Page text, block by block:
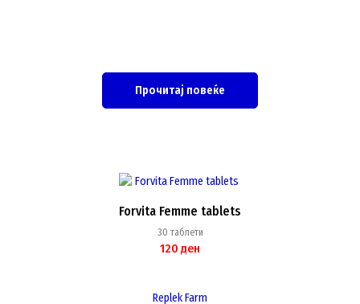
Прочитај повеќе
Forvita Femme tablets
30 таблети
120 ден
Replek Farm